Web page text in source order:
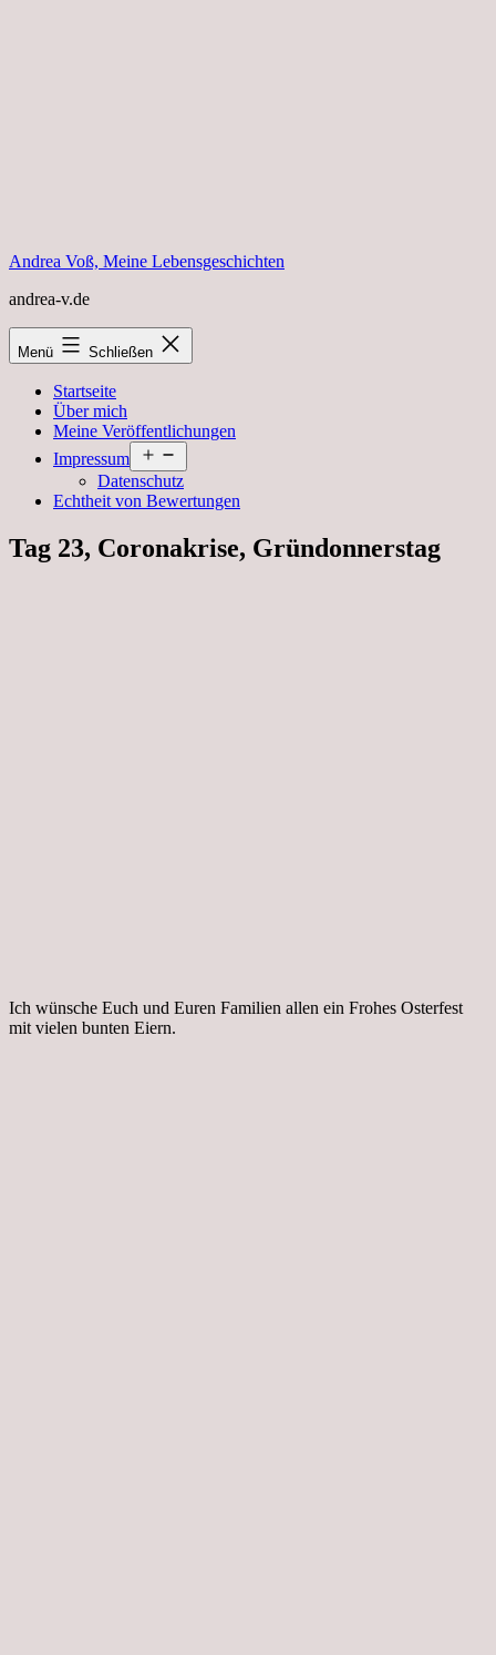
Andrea Voß, Meine Lebensgeschichten
andrea-v.de
Menü Schließen
Startseite
Über mich
Meine Veröffentlichungen
Impressum
öffnen
Datenschutz
Echtheit von Bewertungen
Tag 23, Coronakrise, Gründonnerstag
Ich wünsche Euch und Euren Familien allen ein Frohes Osterfest
mit vielen bunten Eiern.